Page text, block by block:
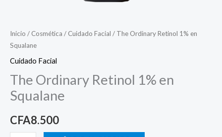
Inicio / Cosmética / Cuidado Facial / The Ordinary Retinol 1% en
Squalane
Cuidado Facial
The Ordinary Retinol 1% en
Squalane
CFA8.500